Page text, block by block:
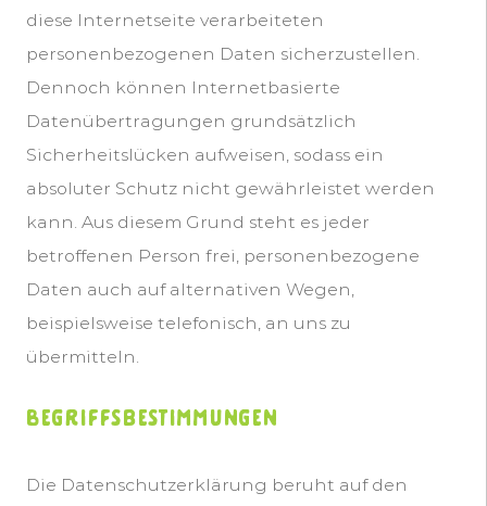
diese Internetseite verarbeiteten
personenbezogenen Daten sicherzustellen.
Dennoch können Internetbasierte
Datenübertragungen grundsätzlich
Sicherheitslücken aufweisen, sodass ein
absoluter Schutz nicht gewährleistet werden
kann. Aus diesem Grund steht es jeder
betroffenen Person frei, personenbezogene
Daten auch auf alternativen Wegen,
beispielsweise telefonisch, an uns zu
übermitteln.
Begriffsbestimmungen
Die Datenschutzerklärung beruht auf den